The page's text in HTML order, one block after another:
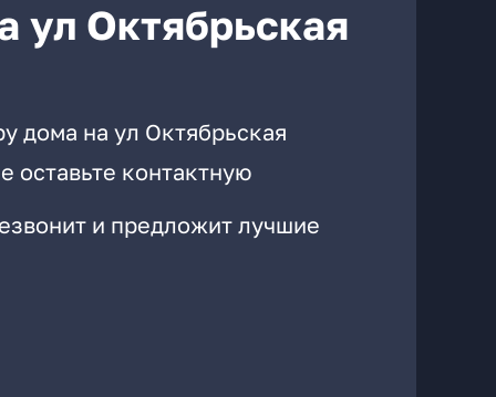
ул Октябрьская
дома на ул Октябрьская
оставьте контактную
и предложит лучшие